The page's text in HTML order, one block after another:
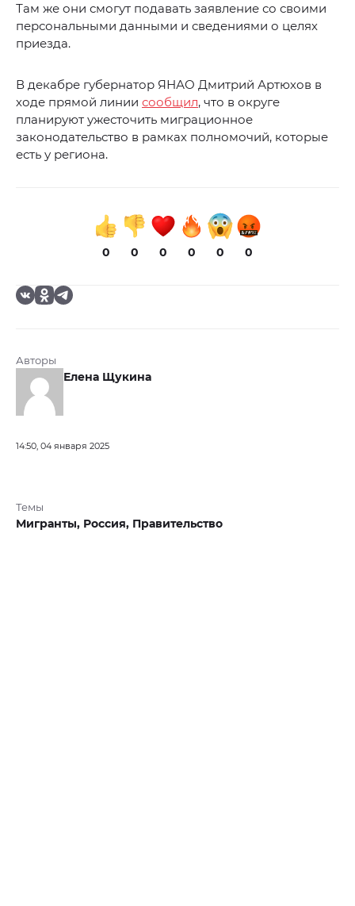
Там же они смогут подавать заявление со своими
персональными данными и сведениями о целях
приезда.
В декабре губернатор ЯНАО Дмитрий Артюхов в
ходе прямой линии сообщил, что в округе
планируют ужесточить миграционное
законодательство в рамках полномочий, которые
есть у региона.
0 0 0 0 0 0
Авторы
Елена Щукина
14:50, 04 января 2025
Темы
Мигранты, Россия, Правительство